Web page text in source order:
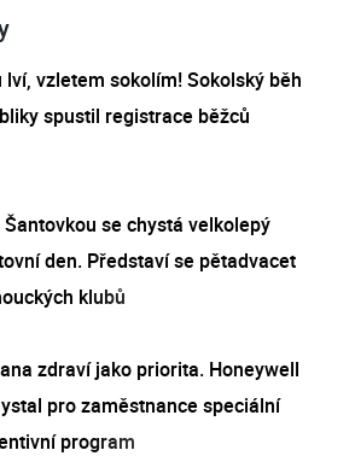
lví, vzletem sokolím! Sokolský běh
spustil registrace běžců
Šantovkou se chystá velkolepý
den. Představí se pětadvacet
klubů
zdraví jako priorita. Honeywell
pro zaměstnance speciální
program